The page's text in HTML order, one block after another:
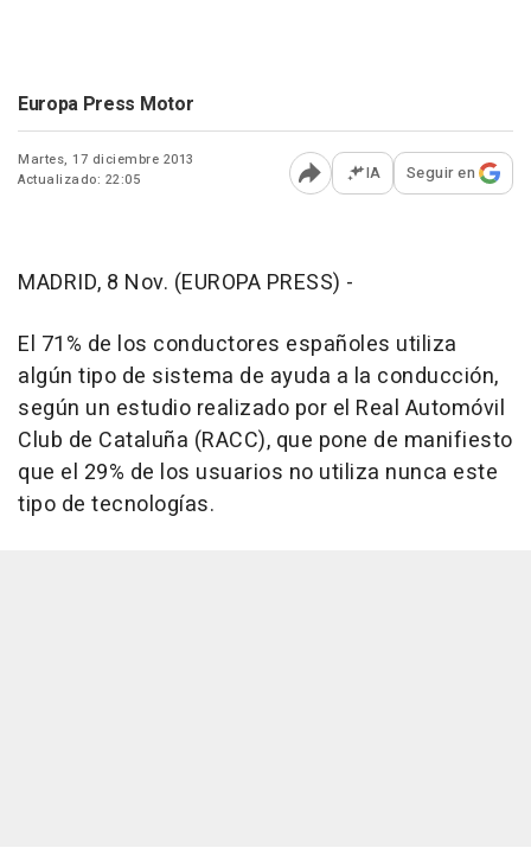
Europa Press Motor
Martes, 17 diciembre 2013
Actualizado: 22:05
Abrir opciones para
IA Seguir en
MADRID, 8 Nov. (EUROPA PRESS) -
El 71% de los conductores españoles utiliza
algún tipo de sistema de ayuda a la conducción,
según un estudio realizado por el Real Automóvil
Club de Cataluña (RACC), que pone de manifiesto
que el 29% de los usuarios no utiliza nunca este
tipo de tecnologías.